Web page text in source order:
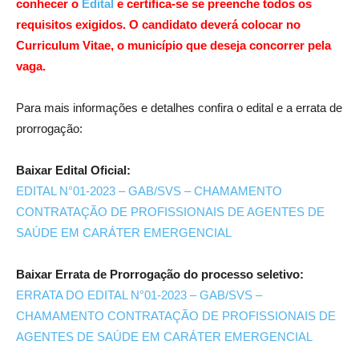
conhecer o Edital e certifica-se se preenche todos os
requisitos exigidos. O candidato deverá colocar no
Curriculum Vitae, o município que deseja concorrer pela
vaga.
Para mais informações e detalhes confira o edital e a errata de
prorrogação:
Baixar Edital Oficial:
EDITAL N°01-2023 – GAB/SVS – CHAMAMENTO
CONTRATAÇÃO DE PROFISSIONAIS DE AGENTES DE
SAÚDE EM CARÁTER EMERGENCIAL
Baixar Errata de Prorrogação do processo seletivo:
ERRATA DO EDITAL N°01-2023 – GAB/SVS –
CHAMAMENTO CONTRATAÇÃO DE PROFISSIONAIS DE
AGENTES DE SAÚDE EM CARÁTER EMERGENCIAL